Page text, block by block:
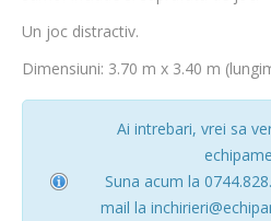
Un joc distractiv.
Dimensiuni: 3.70 m x 3.40 m
Ai intrebari, vrei sa
Suna acum la
mail la